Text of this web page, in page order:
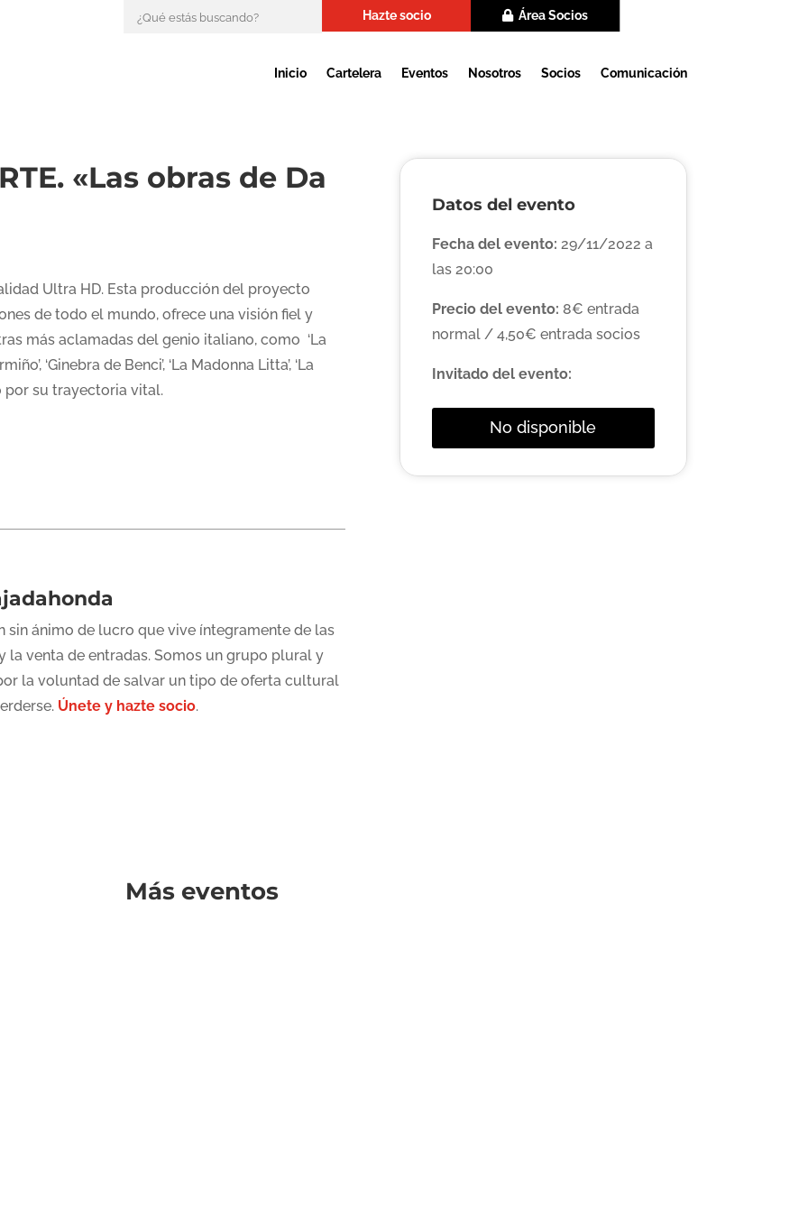
Hazte socio Área Socios
Inicio Cartelera Eventos Nosotros Socios Comunicación
«Las obras de Da
Ultra HD. Esta producción del proyecto
de todo el mundo, ofrece una visión fiel y
más aclamadas del genio italiano, como ‘La
‘Ginebra de Benci’, ‘La Madonna Litta’, ‘La
por su trayectoria vital.
Datos del evento
Fecha del evento: 29/11/2022 a
las 20:00
Precio del evento: 8€ entrada
normal / 4,50€ entrada socios
Invitado del evento:
No disponible
sin ánimo de lucro que vive íntegramente de las
la venta de entradas. Somos un grupo plural y
la voluntad de salvar un tipo de oferta cultural
Únete y hazte socio.
Más eventos